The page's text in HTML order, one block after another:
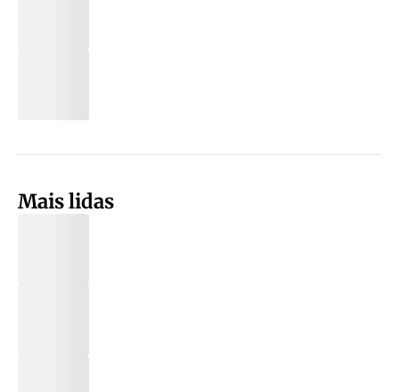
Mais lidas